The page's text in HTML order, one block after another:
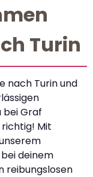
Turin
nach Turin und
bei Graf
richtig! Mit
deinem
reibungslosen